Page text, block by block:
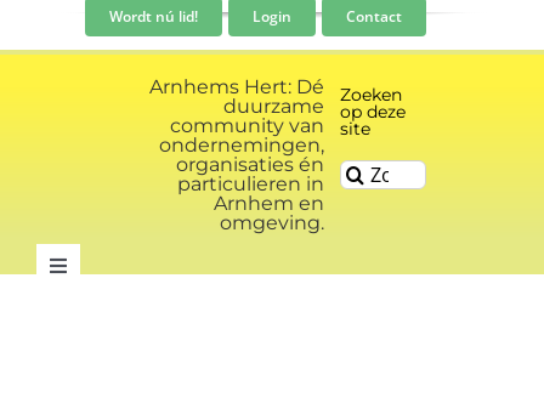
inhoud
Wordt nú lid! Login Contact
Arnhems Hert: Dé
duurzame
community van
ondernemingen,
organisaties én
particulieren in
Arnhem en
omgeving.
Zoeken
op deze
site
Zoeken
naar:
Toggle